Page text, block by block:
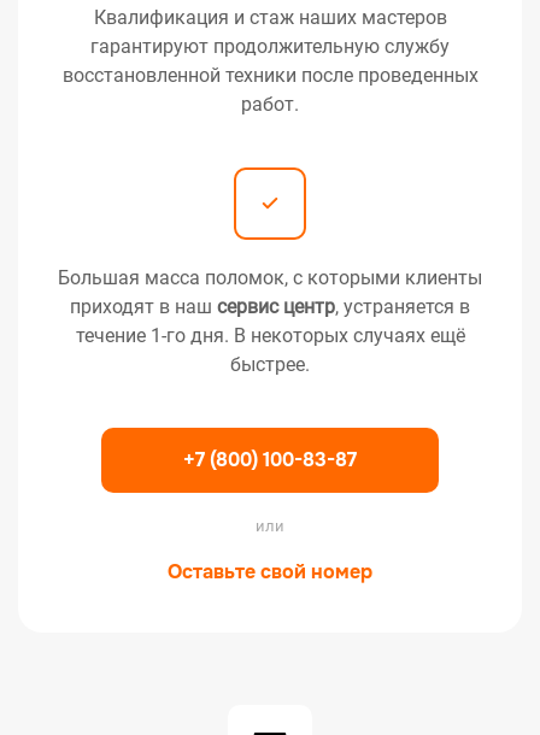
Квалификация и стаж наших мастеров
гарантируют продолжительную службу
восстановленной техники после проведенных
работ.
Большая масса поломок, с которыми клиенты
приходят в наш сервис центр, устраняется в
течение 1-го дня. В некоторых случаях ещё
быстрее.
+7 (800) 100-83-87
или
Оставьте свой номер